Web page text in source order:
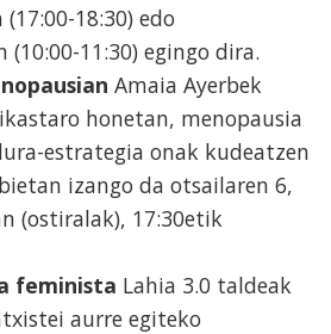
18:30) edo
(10:00-11:30) egingo dira.
Amaia Ayerbek
honetan, menopausia
estrategia onak kudeatzen
izango da otsailaren 6,
(ostiralak), 17:30etik
feminista Lahia 3.0 taldeak
aurre egiteko